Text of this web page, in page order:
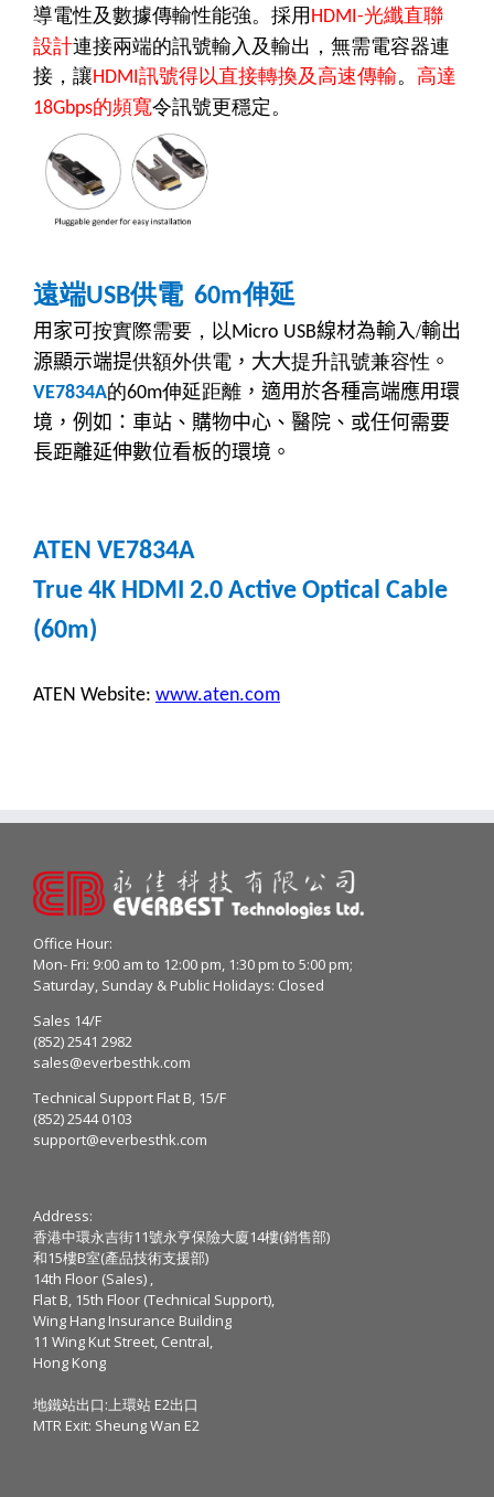
導電性及數據傳輸性能強。 採用 HDMI-光纖直聯
設計連接兩端的訊號輸入及輸出，無需電容器連
接，讓HDMI訊號得以直接轉換及高速傳輸。 高達
18Gbps的頻寬令訊號更穩定。
遠端USB供電60m伸延
用家可 按實際需要，以Micro USB線材為輸入/輸出
源顯示端提供額外供電 ，大大提升訊號兼容性 。
VE7834A的60m伸延距離 ，適用於各種高端應用環
境，例如：車站、購物中心、醫院、或任何需要
長距離延伸數位看板的環境。
ATEN VE7834A
True 4K HDMI 2.0 Active Optical Cable
(60m)
ATEN Website: www.aten.com
Office Hour:
Mon- Fri: 9:00 am to 12:00 pm, 1:30 pm to 5:00 pm;
Saturday, Sunday & Public Holidays: Closed
Sales 14/F
(852) 2541 2982
sales@everbesthk.com
Technical Support Flat B, 15/F
(852) 2544 0103
support@everbesthk.com
Address:
香港中環永吉街11號永亨保險大廈14樓(銷售部)
和15樓B室(產品技術支援部)
14th Floor (Sales) ,
Flat B, 15th Floor (Technical Support),
Wing Hang Insurance Building
11 Wing Kut Street, Central,
Hong Kong
地鐵站出口:上環站 E2出口
MTR Exit: Sheung Wan E2